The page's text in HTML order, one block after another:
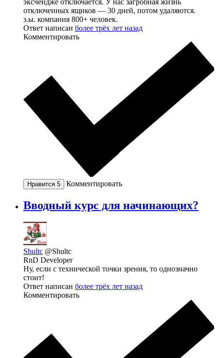
эксчендже отключается. У нас загробная жизнь
отключенных ящиков — 30 дней, потом удаляются.
з.ы. компания 800+ человек.
Ответ написан более трёх лет назад
Комментировать
Нравится 5 Комментировать
Вводный курс для начинающих?
Shultc @Shultc
RnD Developer
Ну, если с технической точки зрения, то однозначно
стоит!
Ответ написан более трёх лет назад
Комментировать